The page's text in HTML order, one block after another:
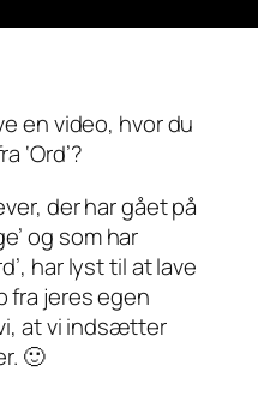
en video, hvor du
‘Ord’?
der har gået på
og som har
har lyst til at lave
fra jeres egen
at vi indsætter
🙂